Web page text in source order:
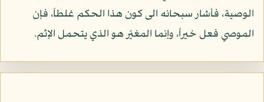
الوصية، فأشار سبحانه الى كون هذا الحكم غلطاً، فإن
الموصي فعل خيراً، وإنما المغيّر هو الذي يتحمل الإثم.